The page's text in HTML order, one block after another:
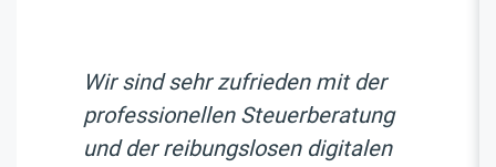
Wir sind sehr zufrieden mit der
professionellen Steuerberatung
und der reibungslosen digitalen